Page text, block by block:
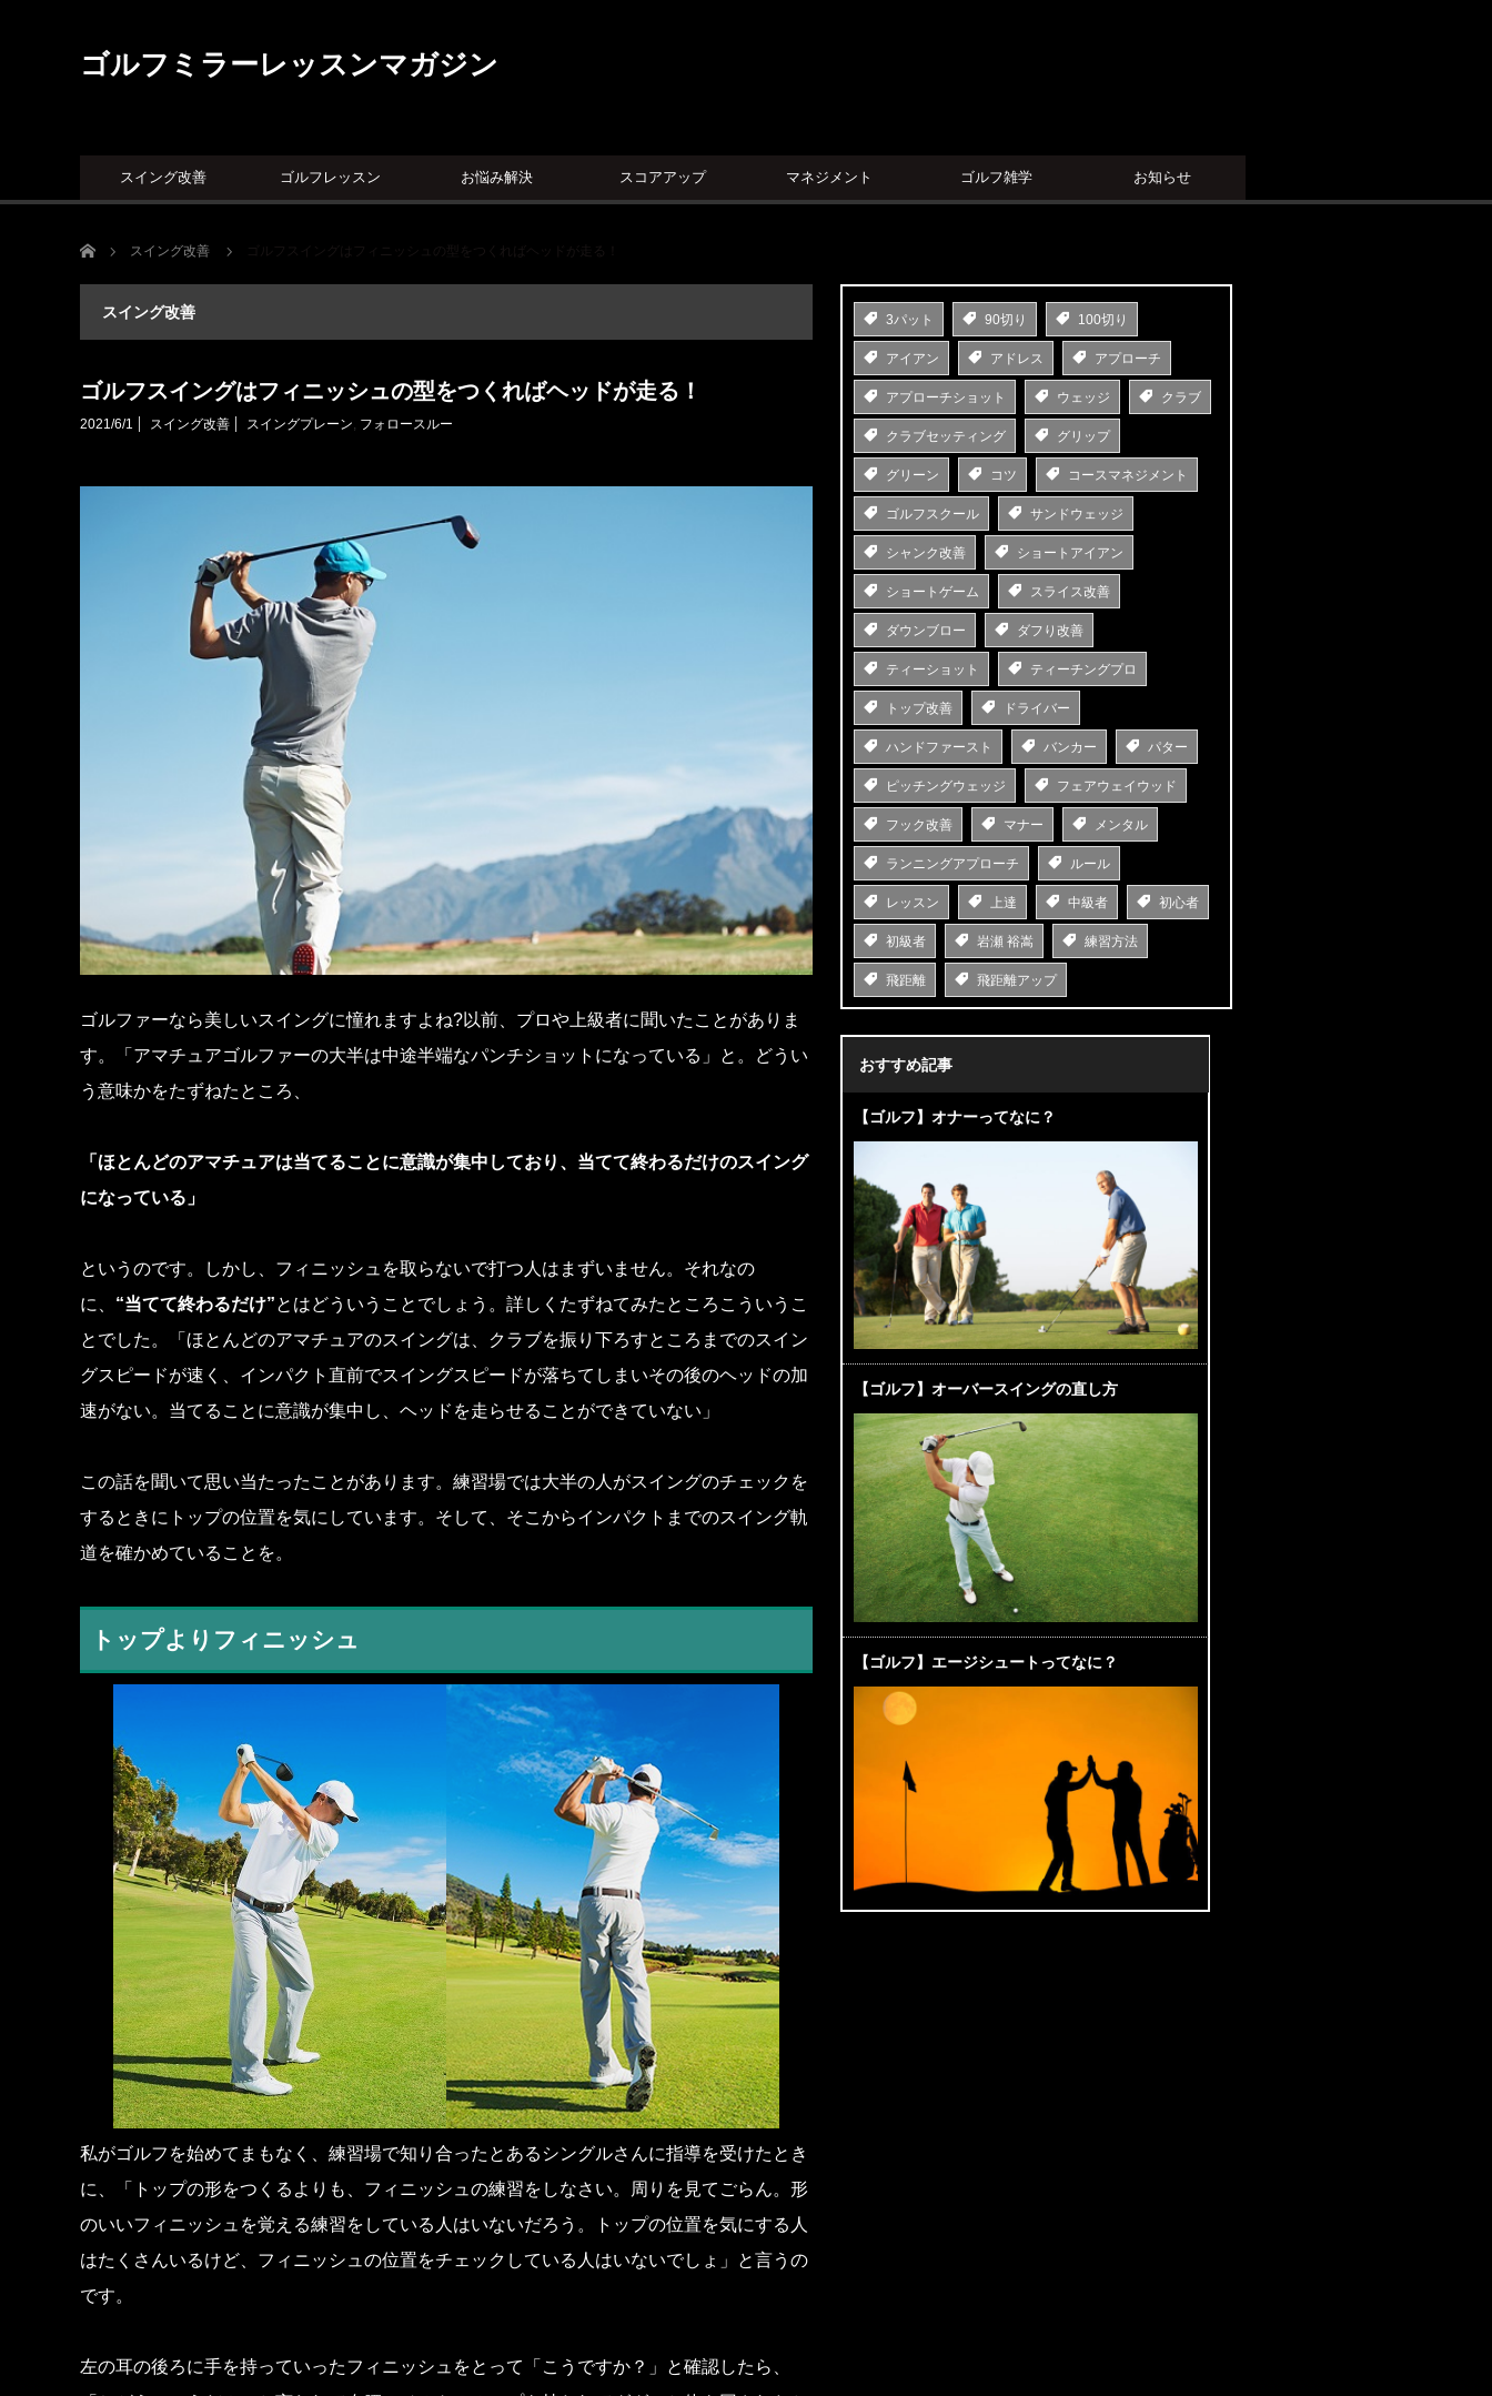
ゴルフミラーレッスンマガジン
スイング改善 ゴルフレッスン お悩み解決 スコアアップ マネジメント ゴルフ雑学 お知らせ
ホーム スイング改善 ゴルフスイングはフィニッシュの型をつくればヘッドが走る！
スイング改善
ゴルフスイングはフィニッシュの型をつくればヘッドが走る！
2021/6/1 スイング改善 スイングプレーン, フォロースルー
ゴルファーなら美しいスイングに憧れますよね?以前、プロや上級者に聞いたことがありま
す。「アマチュアゴルファーの大半は中途半端なパンチショットになっている」と。どうい
う意味かをたずねたところ、
「ほとんどのアマチュアは当てることに意識が集中しており、当てて終わるだけのスイング
になっている」
というのです。しかし、フィニッシュを取らないで打つ人はまずいません。それなの
に、 “当てて終わるだけ”とはどういうことでしょう。詳しくたずねてみたところこういうこ
とでした。「ほとんどのアマチュアのスイングは、クラブを振り下ろすところまでのスイン
グスピードが速く、インパクト直前でスイングスピードが落ちてしまいその後のヘッドの加
速がない。当てることに意識が集中し、ヘッドを走らせることができていない」
この話を聞いて思い当たったことがあります。練習場では大半の人がスイングのチェックを
するときにトップの位置を気にしています。そして、そこからインパクトまでのスイング軌
道を確かめていることを。
トップよりフィニッシュ
私がゴルフを始めてまもなく、練習場で知り合ったとあるシングルさんに指導を受けたとき
に、「トップの形をつくるよりも、フィニッシュの練習をしなさい。周りを見てごらん。形
のいいフィニッシュを覚える練習をしている人はいないだろう。トップの位置を気にする人
はたくさんいるけど、フィニッシュの位置をチェックしている人はいないでしょ」と言うの
です。
左の耳の後ろに手を持っていったフィニッシュをとって「こうですか？」と確認したら、
3パット 90切り 100切り
アイアン アドレス アプローチ
アプローチショット ウェッジ クラブ
クラブセッティング グリップ
グリーン コツ コースマネジメント
ゴルフスクール サンドウェッジ
シャンク改善 ショートアイアン
ショートゲーム スライス改善
ダウンブロー ダフり改善
ティーショット ティーチングプロ
トップ改善 ドライバー
ハンドファースト バンカー パター
ピッチングウェッジ フェアウェイウッド
フック改善 マナー メンタル
ランニングアプローチ ルール
レッスン 上達 中級者 初心者
初級者 岩瀬 裕嵩 練習方法
飛距離 飛距離アップ
おすすめ記事
【ゴルフ】オナーってなに？
【ゴルフ】オーバースイングの直し方
【ゴルフ】エージシュートってなに？